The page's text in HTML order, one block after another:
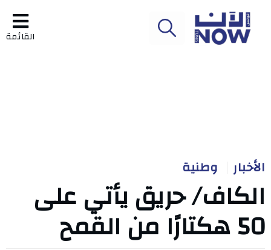
القائمة
الأخبار وطنية
الكاف/ حريق يأتي على
50 هكتارًا من القمح